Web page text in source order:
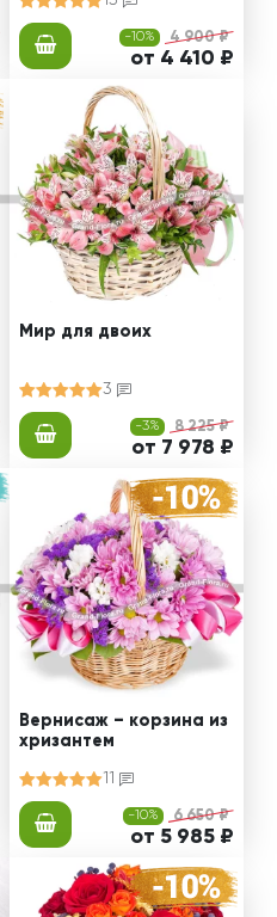
-10% 4 900 ₽
от 4 410 ₽
Мир для двоих
3
-3% 8 225 ₽
от 7 978 ₽
Вернисаж – корзина из
хризантем
11
-10% 6 650 ₽
от 5 985 ₽